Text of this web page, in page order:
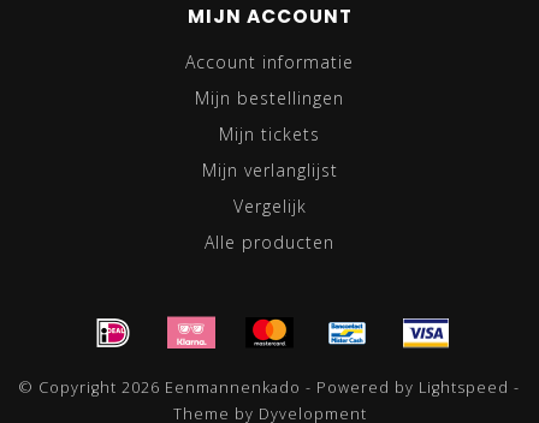
MIJN ACCOUNT
Account informatie
Mijn bestellingen
Mijn tickets
Mijn verlanglijst
Vergelijk
Alle producten
© Copyright 2026 Eenmannenkado - Powered by Lightspeed -
Theme by Dyvelopment